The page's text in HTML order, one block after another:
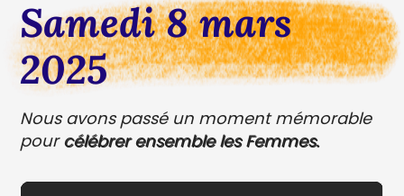
Samedi 8 mars
2025
Nous avons passé un moment mémorable
pourcélébrer ensemble les Femmes.